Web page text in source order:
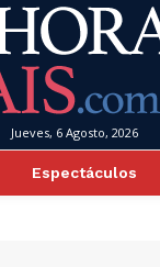
Jueves, 6 Agosto, 2026
Espectáculos